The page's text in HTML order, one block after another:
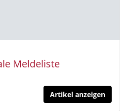
Meldeliste
Artikel anzeigen